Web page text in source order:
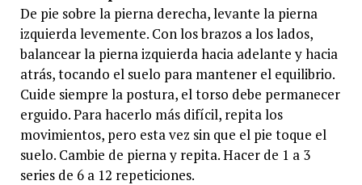
De pie sobre la pierna derecha, levante la pierna
izquierda levemente. Con los brazos a los lados,
balancear la pierna izquierda hacia adelante y hacia
atrás, tocando el suelo para mantener el equilibrio.
Cuide siempre la postura, el torso debe permanecer
erguido. Para hacerlo más difícil, repita los
movimientos, pero esta vez sin que el pie toque el
suelo. Cambie de pierna y repita. Hacer de 1 a 3
series de 6 a 12 repeticiones.